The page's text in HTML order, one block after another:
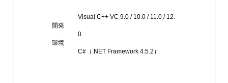
開発
環境
Visual C++ VC 9.0 / 10.0 / 11.0 / 12.
0
C#（.NET Framework 4.5.2）